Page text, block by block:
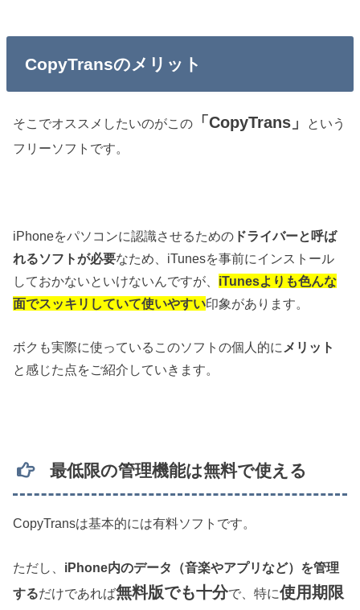
CopyTransのメリット
そこでオススメしたいのがこの 「CopyTrans」
という
フリーソフトです。
iPhoneをパソコンに認識させるための ドライバーと呼ば
れるソフトが必要なため、iTunesを事前にインストール
しておかないといけないんですが、 iTunesよりも色んな
面でスッキリ していて使いやすい印象があります。
ボクも実際に使っているこのソフトの個人的に メリット
と感じた点をご紹介していきます。
最低限の管理機能は無料で使える
CopyTransは基本的には有料ソフトです。
ただし、 iPhone内のデータ（音楽やアプリなど）を管理
するだけであれば無料版でも十分で、特に使用期限